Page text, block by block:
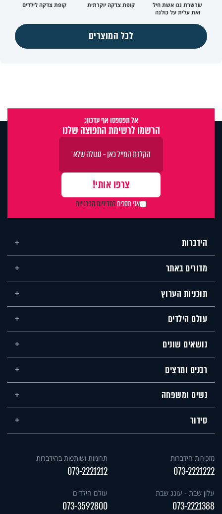
שרשרת ננו אשת חיל
ואת עלית על כולנה
קופת צדקה יוקרתית קופת צדקה לילדים
לכל המוצרים
אל תפספסו אף עדכון:
הרשמו לרשימת התפוצה שלנו
אני מסכיםלמדיניות הפרטיות
הידברות
מדורים באתר
תוכניות הערוץ
עולם הילדים
נושאים שונים
רבנים ומרצים
נשים ומשפחה
סידור
מזכירות הידברות
073-2221222
תרומות ושותפות בהידברות
073-2221212
עלון שבת - עונג שבת
073-2221388
עולם הילדים
073-3592800